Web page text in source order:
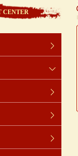
CENTER